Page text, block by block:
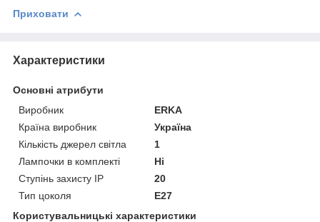
Приховати
Характеристики
Основні атрибути
Виробник
ERKA
Країна виробник
Україна
Кількість джерел світла
1
Лампочки в комплекті
Ні
Ступінь захисту IP
20
Тип цоколя
E27
Користувальницькі характеристики